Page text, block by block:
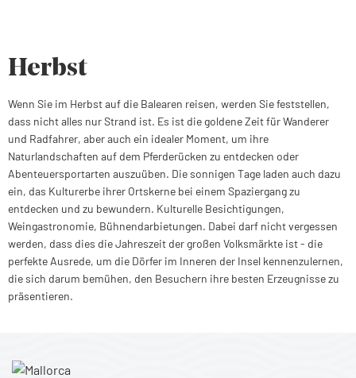
Herbst
Wenn Sie im Herbst auf die Balearen reisen, werden Sie feststellen,
dass nicht alles nur Strand ist. Es ist die goldene Zeit für Wanderer
und Radfahrer, aber auch ein idealer Moment, um ihre
Naturlandschaften auf dem Pferderücken zu entdecken oder
Abenteuersportarten auszuüben. Die sonnigen Tage laden auch dazu
ein, das Kulturerbe ihrer Ortskerne bei einem Spaziergang zu
entdecken und zu bewundern. Kulturelle Besichtigungen,
Weingastronomie, Bühnendarbietungen. Dabei darf nicht vergessen
werden, dass dies die Jahreszeit der großen Volksmärkte ist - die
perfekte Ausrede, um die Dörfer im Inneren der Insel kennenzulernen,
die sich darum bemühen, den Besuchern ihre besten Erzeugnisse zu
präsentieren.